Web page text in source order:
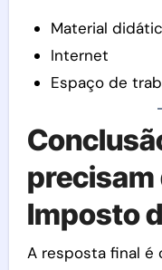
Material
Internet
Espaço de
Imposto
A resposta final é